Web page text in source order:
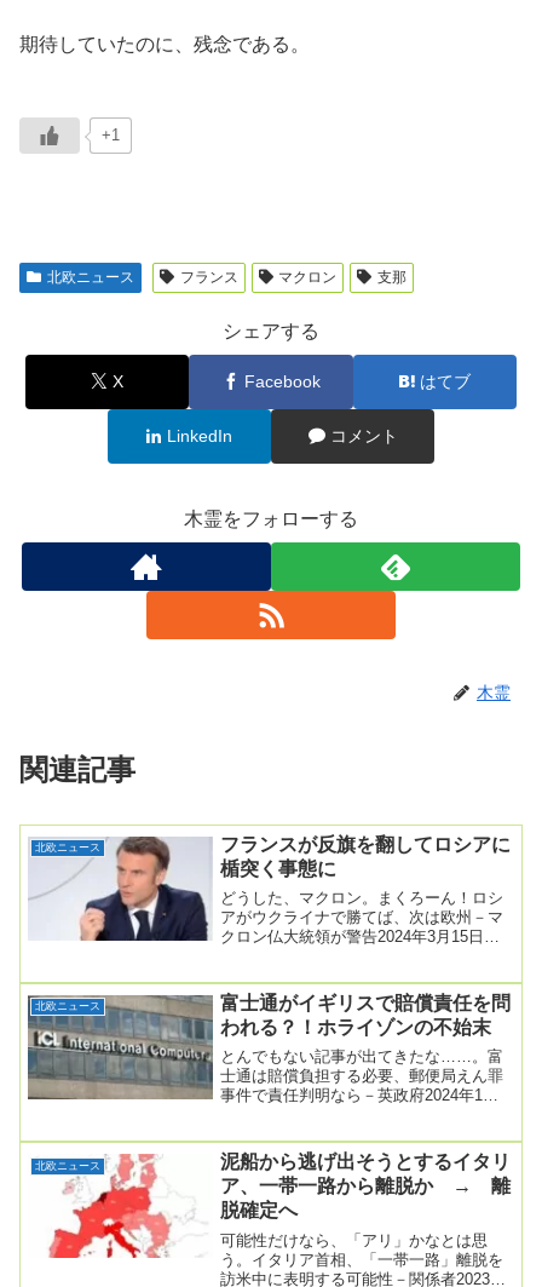
期待していたのに、残念である。
+1
北欧ニュース フランス マクロン 支那
シェアする
X Facebook はてブ
LinkedIn コメント
木霊をフォローする
木霊
関連記事
北欧ニュース
フランスが反旗を翻してロシアに
楯突く事態に
どうした、マクロン。まくろーん！ロシ
アがウクライナで勝てば、次は欧州－マ
クロン仏大統領が警告2024年3月15日
北欧ニュース
富士通がイギリスで賠償責任を問
われる？！ホライゾンの不始末
とんでもない記事が出てきたな……。富
士通は賠償負担する必要、郵便局えん罪
事件で責任判明なら－英政府2024年1月9
北欧ニュース
泥船から逃げ出そうとするイタリ
ア、一帯一路から離脱か → 離
脱確定へ
可能性だけなら、「アリ」かなとは思
う。イタリア首相、「一帯一路」離脱を
訪米中に表明する可能性－関係者2023年